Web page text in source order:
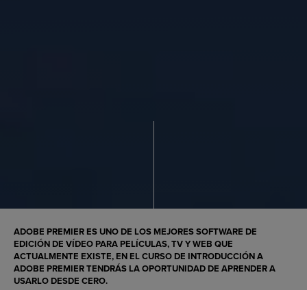
ADOBE PREMIER ES UNO DE LOS MEJORES SOFTWARE DE
EDICIÓN DE VÍDEO PARA PELÍCULAS, TV Y WEB QUE
ACTUALMENTE EXISTE, EN EL CURSO DE INTRODUCCIÓN A
ADOBE PREMIER TENDRÁS LA OPORTUNIDAD DE APRENDER A
USARLO DESDE CERO.